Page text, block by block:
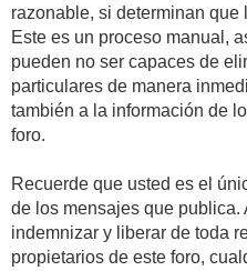
razonable, si determinan
Este es un proceso manual,
pueden no ser capaces de
particulares de manera
también a la información de
foro.
Recuerde que usted es el
de los mensajes que publica.
indemnizar y liberar de toda
propietarios de este foro,